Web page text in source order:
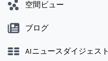
空間ビュー
ブログ
AIニュースダイジェスト